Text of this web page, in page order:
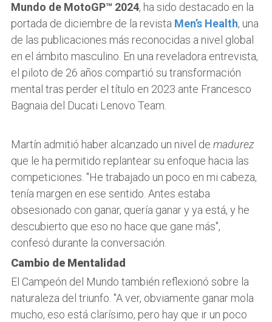
Mundo de MotoGP™ 2024, ha sido destacado en la
portada de diciembre de la revista Men’s Health, una
de las publicaciones más reconocidas a nivel global
en el ámbito masculino. En una reveladora entrevista,
el piloto de 26 años compartió su transformación
mental tras perder el título en 2023 ante Francesco
Bagnaia del Ducati Lenovo Team.
Martín admitió haber alcanzado un nivel de madurez
que le ha permitido replantear su enfoque hacia las
competiciones. "He trabajado un poco en mi cabeza,
tenía margen en ese sentido. Antes estaba
obsesionado con ganar, quería ganar y ya está, y he
descubierto que eso no hace que gane más",
confesó durante la conversación.
Cambio de Mentalidad
El Campeón del Mundo también reflexionó sobre la
naturaleza del triunfo. "A ver, obviamente ganar mola
mucho, eso está clarísimo, pero hay que ir un poco